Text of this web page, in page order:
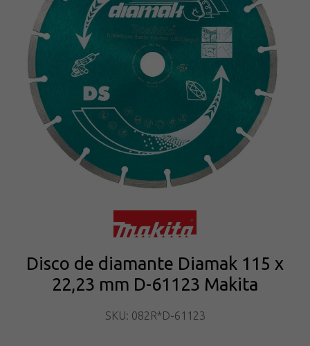
Disco de diamante Diamak 115 x
22,23 mm D-61123 Makita
SKU: 082R*D-61123